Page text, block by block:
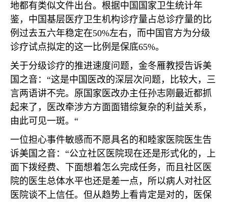
地都有类似文件出台。根据中国国家卫生统计年
鉴，中国基层医疗卫生机构诊疗量占总诊疗量的比
例过去五六年稳定在50%左右，而中国官方为分级
诊疗试点拟定的这一比例是保底65%。
关于分级诊疗的推进速度问题，金冬雁教授告诉美
国之音：“这是中国医改的深层次问题，比较大，三
言两语讲不完。原国家医改办主任孙志刚最近都抓
起来了，医改牵涉方方面面错综复杂的利益关系，
由此可见一斑。“
一位担心事件敏感而不愿具名的和睦家医院医生告
诉美国之音：“公立社区医院现在还是形式化的，上
面下拨经费、下面想着怎么完成任务，而且社区医
院的医生总体水平也还是差一点，所以病人对社区
医院谈不上信任。但从趋势上看肯定是对的，医保